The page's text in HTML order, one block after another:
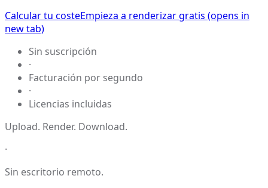
Calcular tu costeEmpieza a renderizar gratis (opens in
new tab)
Sin suscripción
·
Facturación por segundo
·
Licencias incluidas
Upload. Render. Download.
·
Sin escritorio remoto.